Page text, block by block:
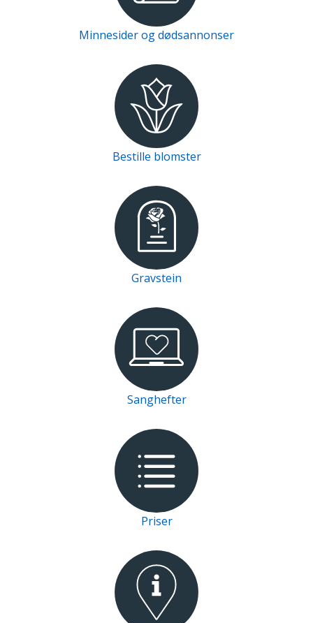
Minnesider og dødsannonser
Bestille blomster
Gravstein
Sanghefter
Priser